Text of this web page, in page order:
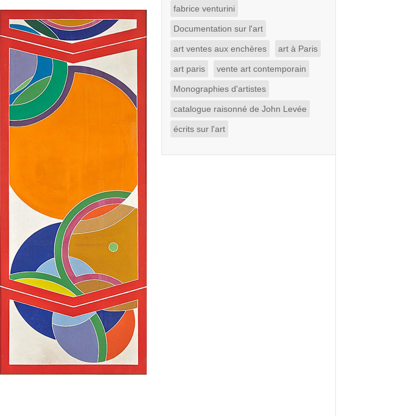
fabrice venturini
Documentation sur l'art
art ventes aux enchères art à Paris
art paris vente art contemporain
Monographies d'artistes
catalogue raisonné de John Levée
écrits sur l'art